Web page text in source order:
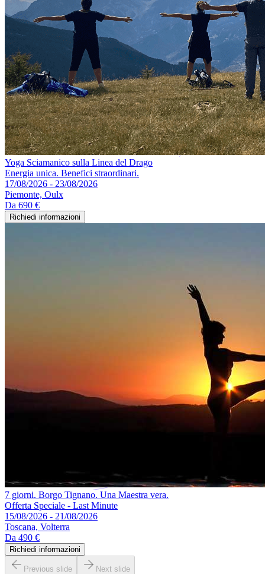
Yoga Sciamanico sulla Linea del Drago
Energia unica. Benefici straordinari.
17/08/2026 - 23/08/2026
Piemonte, Oulx
Da 690 €
Richiedi informazioni
7 giorni. Borgo Tignano. Una Maestra vera.
Offerta Speciale - Last Minute
15/08/2026 - 21/08/2026
Toscana, Volterra
Da 490 €
Richiedi informazioni
Previous slide Next slide